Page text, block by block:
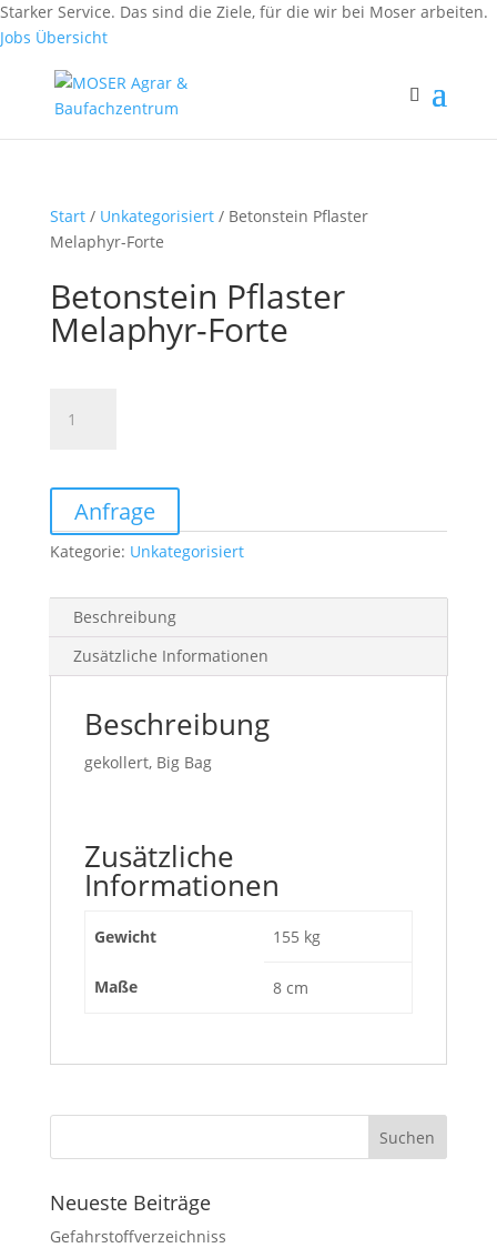
Fax: (0 84 56) 91 86 90 - 50
Fax: (0 94 42) 92 10 83 - 50
Starker Service. Das sind die Ziele, für die wir bei Moser arbeiten.
Jobs Übersicht
Start/ Unkategorisiert/ Betonstein Pflaster
Melaphyr-Forte
Betonstein Pflaster
Melaphyr-Forte
Pflaster
Menge
Anfrage
Kategorie: Unkategorisiert
Beschreibung
Zusätzliche Informationen
Beschreibung
gekollert, Big Bag
Zusätzliche
Informationen
Gewicht 155 kg
Maße 8 cm
Neueste Beiträge
Gefahrstoffverzeichniss